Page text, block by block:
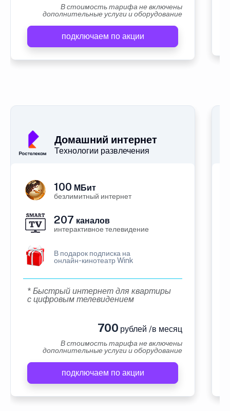
В стоимость тарифа не включены
дополнительные услуги и оборудование
подключаем по акции
Домашний интернет
Технологии развлечения
100 МБит
безлимитный интернет
207 каналов
интерактивное телевидение
В подарок подписка на
онлайн-кинотеатр Wink
* Быстрый интернет для квартиры
с цифровым телевидением
700 рублей /в месяц
В стоимость тарифа не включены
дополнительные услуги и оборудование
подключаем по акции